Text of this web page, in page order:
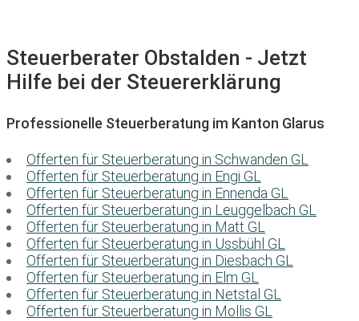
Steuerberater Obstalden - Jetzt
Hilfe bei der Steuererklärung
Professionelle Steuerberatung im Kanton Glarus
Offerten für Steuerberatung in Schwanden GL
Offerten für Steuerberatung in Engi GL
Offerten für Steuerberatung in Ennenda GL
Offerten für Steuerberatung in Leuggelbach GL
Offerten für Steuerberatung in Matt GL
Offerten für Steuerberatung in Ussbühl GL
Offerten für Steuerberatung in Diesbach GL
Offerten für Steuerberatung in Elm GL
Offerten für Steuerberatung in Netstal GL
Offerten für Steuerberatung in Mollis GL